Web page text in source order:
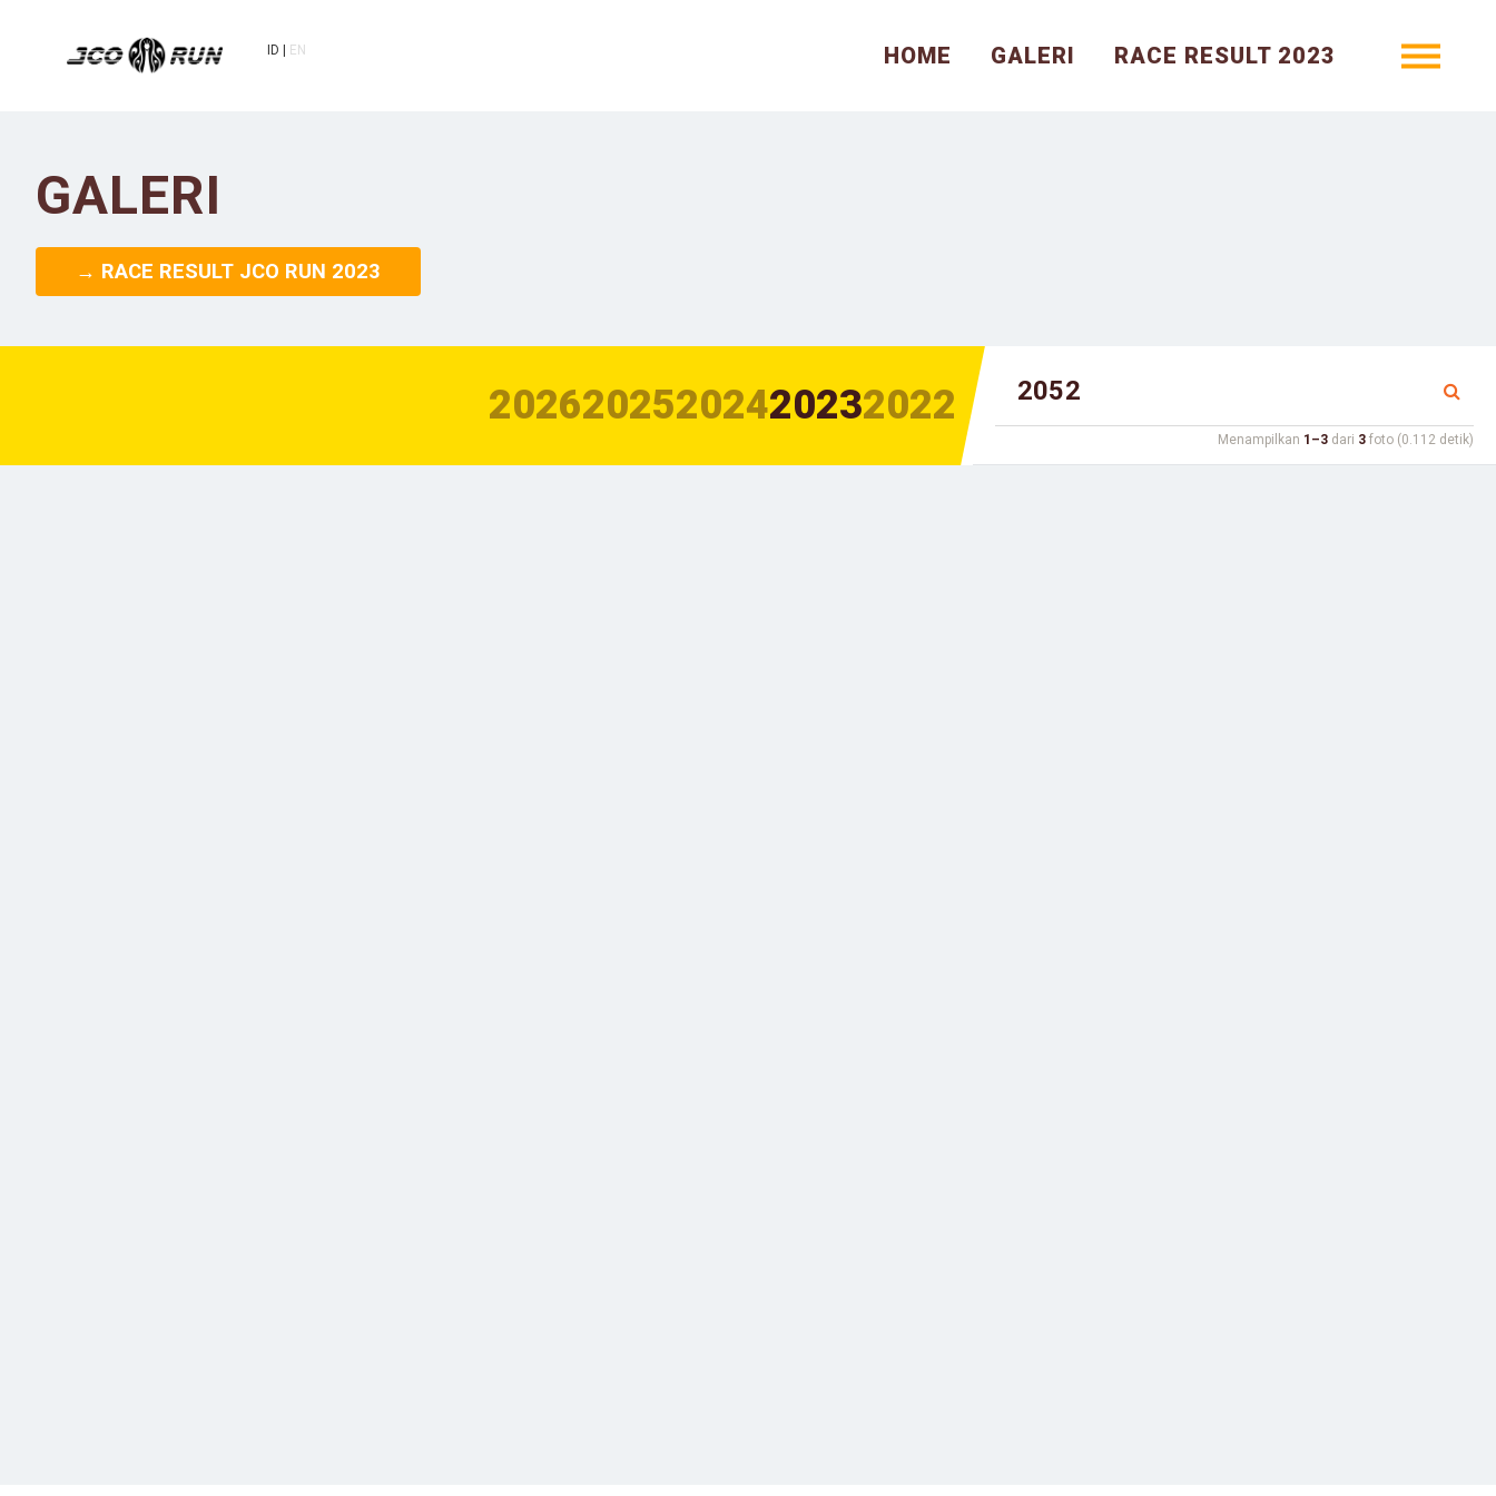
ID EN HOME GALERI RACE RESULT 2023
GALERI
→ RACE RESULT JCO RUN 2023
20262025202420232022
Menampilkan 1–3 dari 3 foto (0.112 detik)